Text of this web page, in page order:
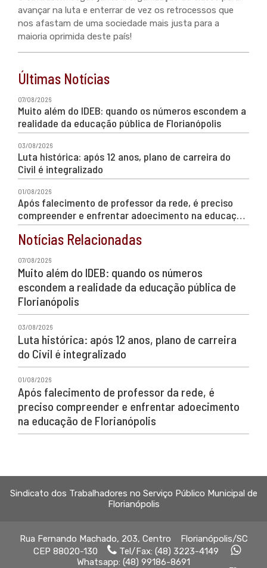
avançar na luta e enterrar de vez os retrocessos que
nos afastam de uma sociedade mais justa para a
maioria oprimida deste país!
Últimas Notícias
07/08/2026
Muito além do IDEB: quando os números escondem a
realidade da educação pública de Florianópolis
03/08/2026
Luta histórica: após 12 anos, plano de carreira do
Civil é integralizado
01/08/2026
Após falecimento de professor da rede, é preciso
compreender e enfrentar adoecimento na educação
de Florianópolis
Notícias Relacionadas
07/08/2026
Muito além do IDEB: quando os números
escondem a realidade da educação pública de
Florianópolis
03/08/2026
Luta histórica: após 12 anos, plano de carreira
do Civil é integralizado
01/08/2026
Após falecimento de professor da rede, é
preciso compreender e enfrentar adoecimento
na educação de Florianópolis
Sindicato dos Trabalhadores no Serviço Público Municipal de
Florianópolis
Rua Fernando Machado, 203, Centro Florianópolis/SC
CEP 88020-130
Tel/Fax: (48) 3223-4149
Whatsapp: (48) 99186-8691